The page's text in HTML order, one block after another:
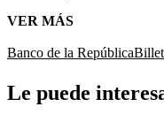
VER MÁS
Banco de la República
Le puede